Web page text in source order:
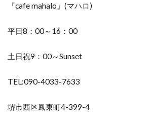
『cafe mahalo』(マハロ)
平日8：00～16：00
土日祝9：00～Sunset
TEL:090-4033-7633
堺市西区鳳東町4-399-4